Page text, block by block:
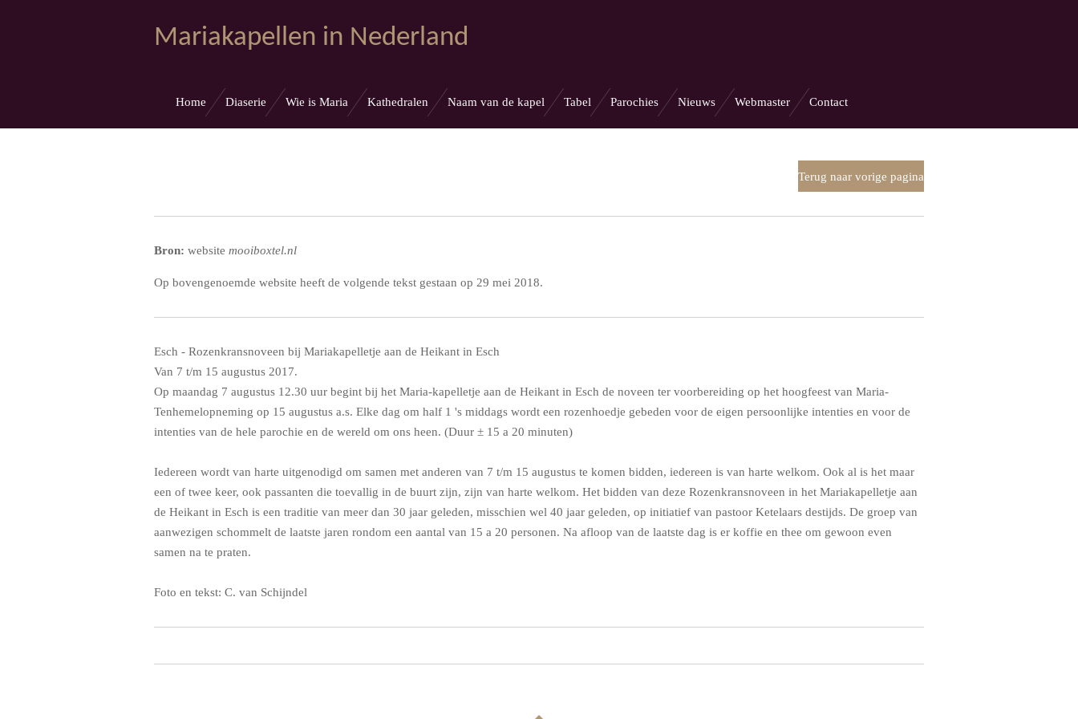
Mariakapellen in Nederland
Home Diaserie Wie is Maria Kathedralen Naam van de kapel Tabel Parochies Nieuws Webmaster Contact
Terug naar vorige pagina
Bron: website mooiboxtel.nl
Op bovengenoemde website heeft de volgende tekst gestaan op 29 mei 2018.
Esch - Rozenkransnoveen bij Mariakapelletje aan de Heikant in Esch
Van 7 t/m 15 augustus 2017.
Op maandag 7 augustus 12.30 uur begint bij het Maria-kapelletje aan de Heikant in Esch de noveen ter voorbereiding op het hoogfeest van Maria-
Tenhemelopneming op 15 augustus a.s. Elke dag om half 1 's middags wordt een rozenhoedje gebeden voor de eigen persoonlijke intenties en voor de
intenties van de hele parochie en de wereld om ons heen. (Duur ± 15 a 20 minuten)
Iedereen wordt van harte uitgenodigd om samen met anderen van 7 t/m 15 augustus te komen bidden, iedereen is van harte welkom. Ook al is het maar
een of twee keer, ook passanten die toevallig in de buurt zijn, zijn van harte welkom. Het bidden van deze Rozenkransnoveen in het Mariakapelletje aan
de Heikant in Esch is een traditie van meer dan 30 jaar geleden, misschien wel 40 jaar geleden, op initiatief van pastoor Ketelaars destijds. De groep van
aanwezigen schommelt de laatste jaren rondom een aantal van 15 a 20 personen. Na afloop van de laatste dag is er koffie en thee om gewoon even
samen na te praten.
Foto en tekst: C. van Schijndel